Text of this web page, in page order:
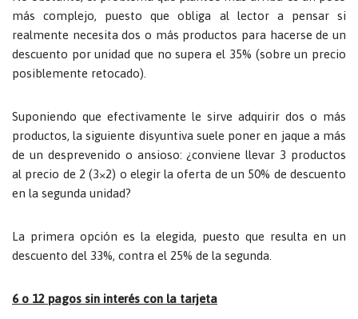
más complejo, puesto que obliga al lector a pensar si
realmente necesita dos o más productos para hacerse de un
descuento por unidad que no supera el 35% (sobre un precio
posiblemente retocado).
Suponiendo que efectivamente le sirve adquirir dos o más
productos, la siguiente disyuntiva suele poner en jaque a más
de un desprevenido o ansioso: ¿conviene llevar 3 productos
al precio de 2 (3×2) o elegir la oferta de un 50% de descuento
en la segunda unidad?
La primera opción es la elegida, puesto que resulta en un
descuento del 33%, contra el 25% de la segunda.
6 o 12 pagos sin interés con la tarjeta